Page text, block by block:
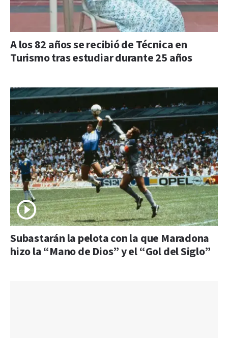
A los 82 años se recibió de Técnica en
Turismo tras estudiar durante 25 años
Subastarán la pelota con la que Maradona
hizo la “Mano de Dios” y el “Gol del Siglo”